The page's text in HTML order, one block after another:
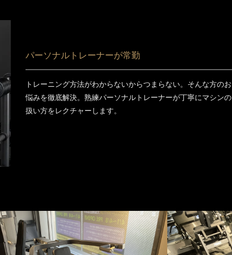
パーソナルトレーナーが常勤
トレーニング方法がわからないからつまらない。そんな方のお
悩みを徹底解決。熟練パーソナルトレーナーが丁寧にマシンの
扱い方をレクチャーします。